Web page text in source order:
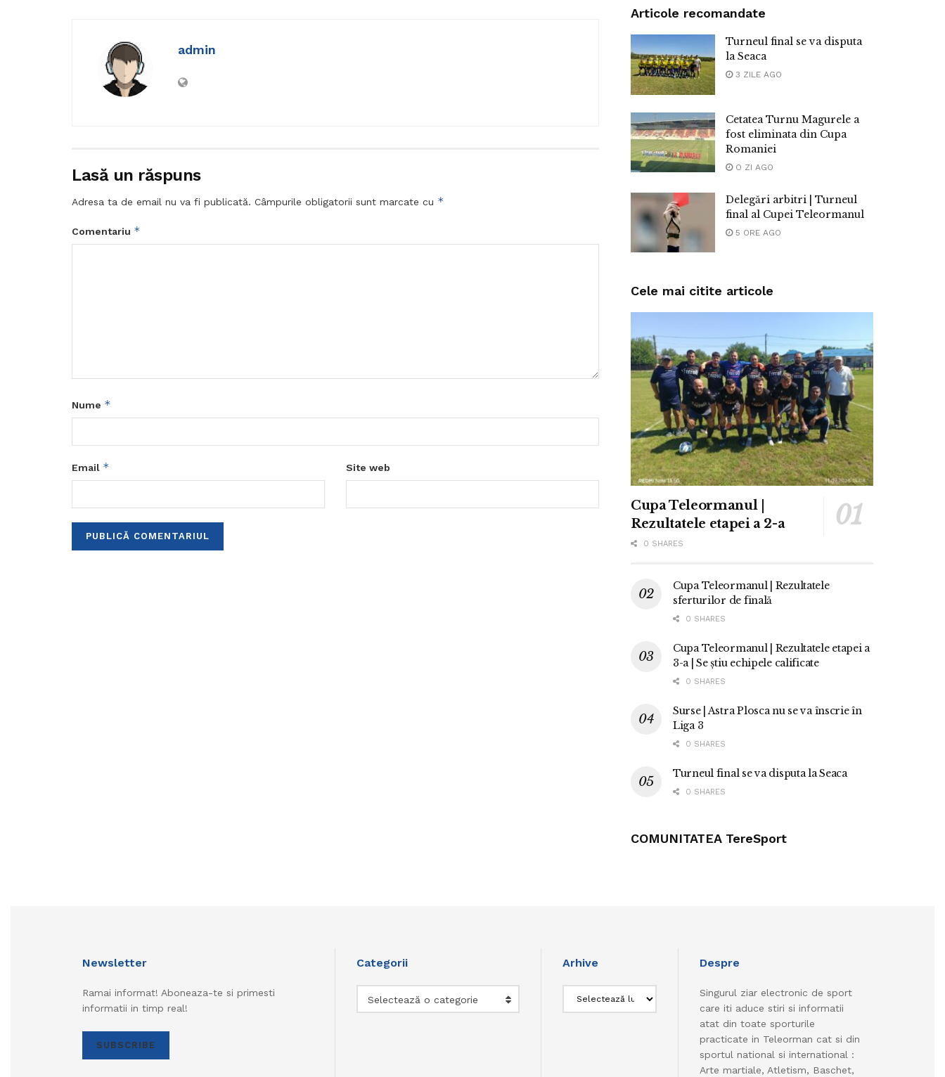
admin
Lasă un răspuns
Adresa ta de email nu va fi publicată. Câmpurile obligatorii sunt marcate cu *
Comentariu *
Nume *
Email * Site web
Articole recomandate
Turneul final se va disputa
la Seaca
3 ZILE AGO
Cetatea Turnu Magurele a
fost eliminata din Cupa
Romaniei
O ZI AGO
Delegări arbitri | Turneul
final al Cupei Teleormanul
5 ORE AGO
Cele mai citite articole
Cupa Teleormanul |
Rezultatele etapei a 2-a
0 SHARES
Cupa Teleormanul | Rezultatele
sferturilor de finală
0 SHARES
Cupa Teleormanul | Rezultatele etapei a
3-a | Se știu echipele calificate
0 SHARES
Surse | Astra Plosca nu se va înscrie în
Liga 3
0 SHARES
Turneul final se va disputa la Seaca
0 SHARES
COMUNITATEA TereSport
Newsletter
Ramai informat! Aboneaza-te si primesti
informatii in timp real!
SUBSCRIBE
Categorii
Selectează o categorie
Arhive Despre
Singurul ziar electronic de sport
care iti aduce stiri si informatii
atat din toate sporturile
practicate in Teleorman cat si din
sportul national si international :
Arte martiale, Atletism, Baschet,